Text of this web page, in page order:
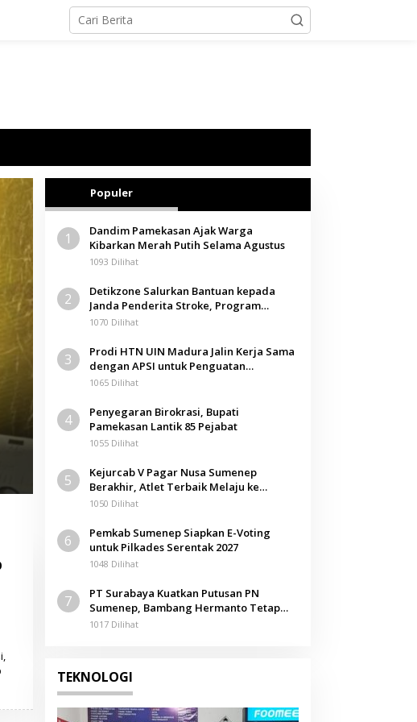
Populer
1
Dandim Pamekasan Ajak Warga
Kibarkan Merah Putih Selama Agustus
1093 Dilihat
2
Detikzone Salurkan Bantuan kepada
Janda Penderita Stroke, Program
Berbagi Masuki Hari ke-61
1070 Dilihat
3
Prodi HTN UIN Madura Jalin Kerja Sama
dengan APSI untuk Penguatan
Kompetensi Mahasiswa
1065 Dilihat
4
Penyegaran Birokrasi, Bupati
Pamekasan Lantik 85 Pejabat
1055 Dilihat
5
Kejurcab V Pagar Nusa Sumenep
Berakhir, Atlet Terbaik Melaju ke
Kejurwil Jatim
1050 Dilihat
6
Pemkab Sumenep Siapkan E-Voting
untuk Pilkades Serentak 2027
1048 Dilihat
7
PT Surabaya Kuatkan Putusan PN
Sumenep, Bambang Hermanto Tetap
Dinyatakan Pemilik Sah Tanah di
1017 Dilihat
TEKNOLOGI